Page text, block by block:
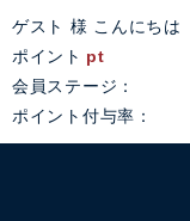
ゲスト 様 こんにちは
ポイント pt
会員ステージ：
ポイント付与率：